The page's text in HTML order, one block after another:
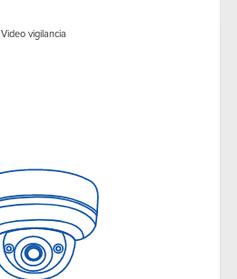
Video vigilancia